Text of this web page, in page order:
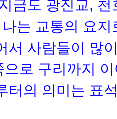
금도 광진교,
는 교통의 요
서 사람들이 많
으로 구리까지
터의 의미는 표